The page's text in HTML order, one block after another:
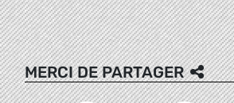
MERCI DE PARTAGER